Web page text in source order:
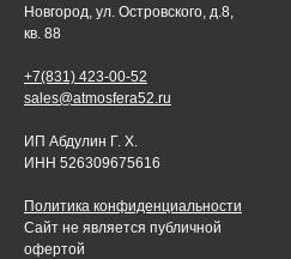
Новгород, ул. Островского, д.8,
кв. 88
+7(831) 423-00-52
sales@atmosfera52.ru
ИП Абдулин Г. Х.
ИНН 526309675616
Политика конфиденциальности
Сайт не является публичной
офертой